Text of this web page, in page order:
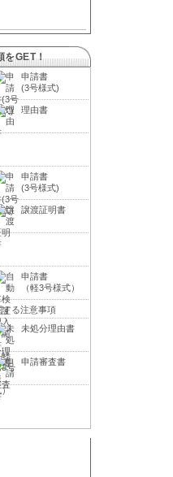
をGET！
申請書
(3号様式)
理由書
申請書
(3号様式)
譲渡証明書
申請書
（軽3号様式）
る注意事項
未処分理由書
申請審査書